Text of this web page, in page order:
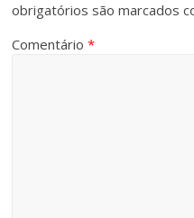
obrigatórios são marcados
Comentário*